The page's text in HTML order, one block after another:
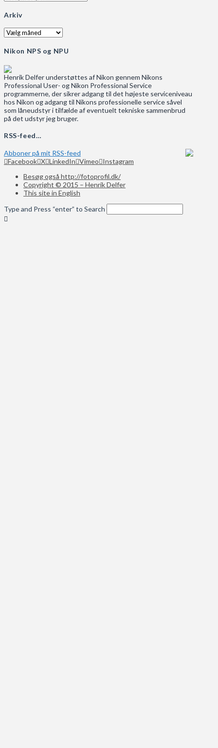
Arkiv
Arkiv
Nikon NPS og NPU
Henrik Delfer understøttes af Nikon gennem Nikons
Professional User- og Nikon Professional Service
programmerne, der sikrer adgang til det højeste serviceniveau
hos Nikon og adgang til Nikons professionelle service såvel
som låneudstyr i tilfælde af eventuelt tekniske sammenbrud
på det udstyr jeg bruger.
RSS-feed…
Abboner på mit RSS-feed
Facebook X LinkedIn Vimeo Instagram
Besøg også http://fotoprofil.dk/
Copyright © 2015 – Henrik Delfer
This site in English
Type and Press “enter” to Search